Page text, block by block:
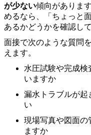
が少ない傾向がありま
めるなら、「ちょっと
あるかどうかを確認し
面接で次のような質問
えます。
水圧試験や完成検
いますか
漏水トラブルが起
い
現場写真や図面の
ますか